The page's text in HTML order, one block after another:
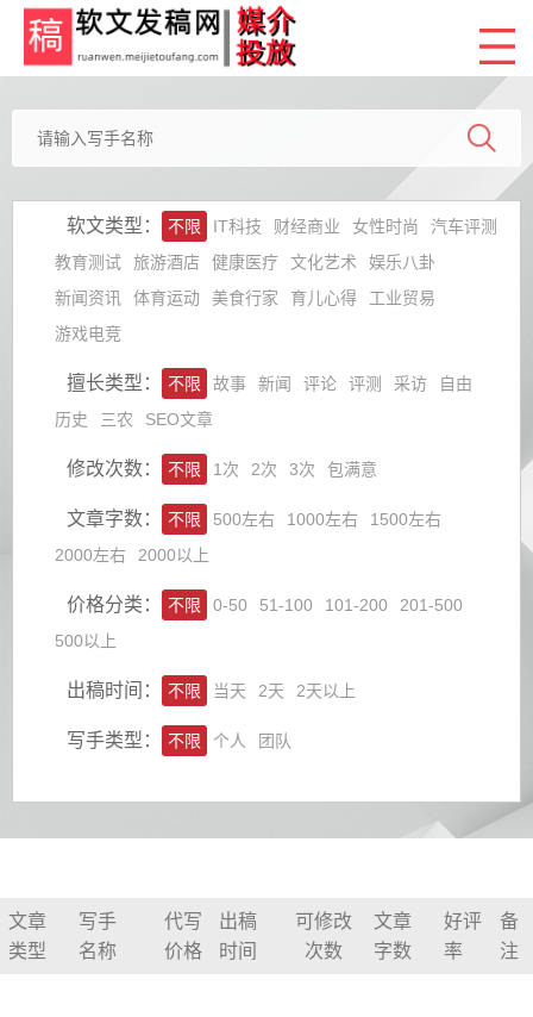
软文类型： 不限 IT科技 财经商业 女性时尚
汽车评测
教育测试
旅游酒店 健康医疗 文化艺术
娱乐八卦
新闻资讯
体育运动 美食行家 育儿心得
工业贸易
游戏电竞
擅长类型： 不限 故事 新闻 评论 评测 采访
自由
历史
三农 SEO文章
修改次数： 不限 1次 2次 3次 包满意
文章字数： 不限 500左右 1000左右
1500左右
2000左右
2000以上
价格分类： 不限 0-50 51-100 101-200
201-500
500以上
出稿时间： 不限 当天 2天 2天以上
写手类型： 不限 个人 团队
文章
类型
写手
名称
代写
价格
出稿
时间
可修改
次数
文章
字数
好评
率
备
注